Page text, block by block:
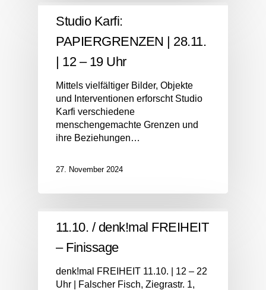
Studio Karfi:
PAPIERGRENZEN | 28.11.
| 12 – 19 Uhr
Mittels vielfältiger Bilder, Objekte
und Interventionen erforscht Studio
Karfi verschiedene
menschengemachte Grenzen und
ihre Beziehungen…
27. November 2024
11.10. / denk!mal FREIHEIT
– Finissage
denk!mal FREIHEIT 11.10. | 12 – 22
Uhr | Falscher Fisch, Ziegrastr. 1,